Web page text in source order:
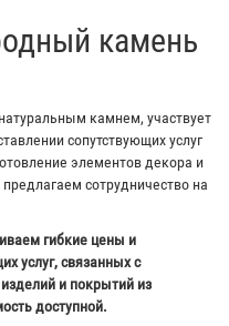
камень
камнем, участвует
сопутствующих услуг
элементов декора и
сотрудничество на
гибкие цены и
услуг, связанных с
и покрытий из
доступной.